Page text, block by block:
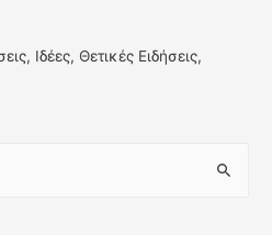
Ιδέες, Θετικές Ειδήσεις,